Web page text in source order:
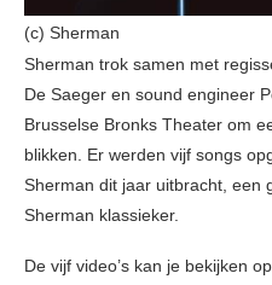
(c) Sherman
Sherman trok samen met
De Saeger en sound engineer
Brusselse Bronks Theater om
blikken. Er werden vijf songs
Sherman dit jaar uitbracht, een
Sherman klassieker.
De vijf video’s kan je bekijken op